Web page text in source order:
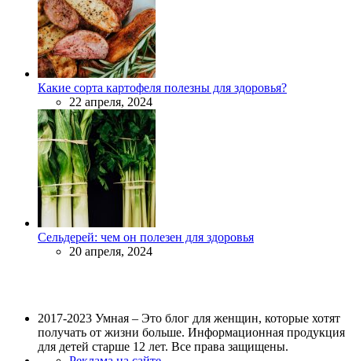
Какие сорта картофеля полезны для здоровья?
22 апреля, 2024
Сельдерей: чем он полезен для здоровья
20 апреля, 2024
2017-2023 Умная – Это блог для женщин, которые хотят
получать от жизни больше. Информационная продукция
для детей старше 12 лет. Все права защищены.